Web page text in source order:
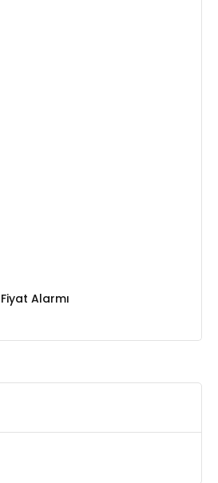
Fiyat Alarmı